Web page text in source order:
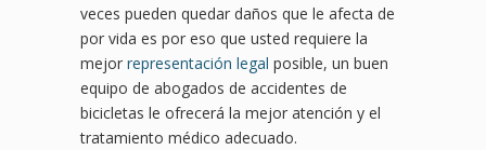
veces pueden quedar daños que le afecta de
por vida es por eso que usted requiere la
mejor representación legal posible, un buen
equipo de abogados de accidentes de
bicicletas le ofrecerá la mejor atención y el
tratamiento médico adecuado.